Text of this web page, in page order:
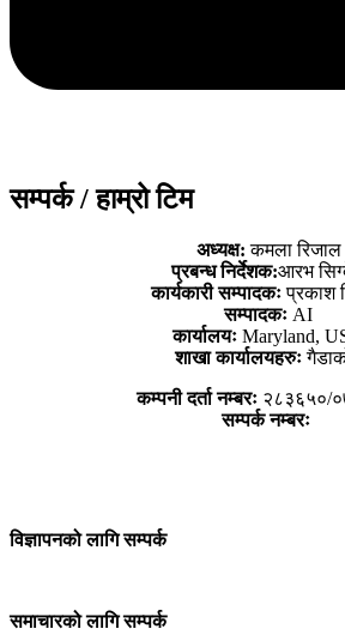
सम्पर्क / हाम्रो टिम
अध्यक्ष:कमला रिजाल
प्रबन्ध निर्देशक:आरभ
कार्यकारी सम्पादकःप्रकाश
सम्पादकः AI
कार्यालयः Maryland,
शाखा कार्यालयहरुः
कम्पनी दर्ता नम्बरः२८३६५०/
सम्पर्क नम्बरः
विज्ञापनको लागि सम्पर्क
समाचारको लागि सम्पर्क